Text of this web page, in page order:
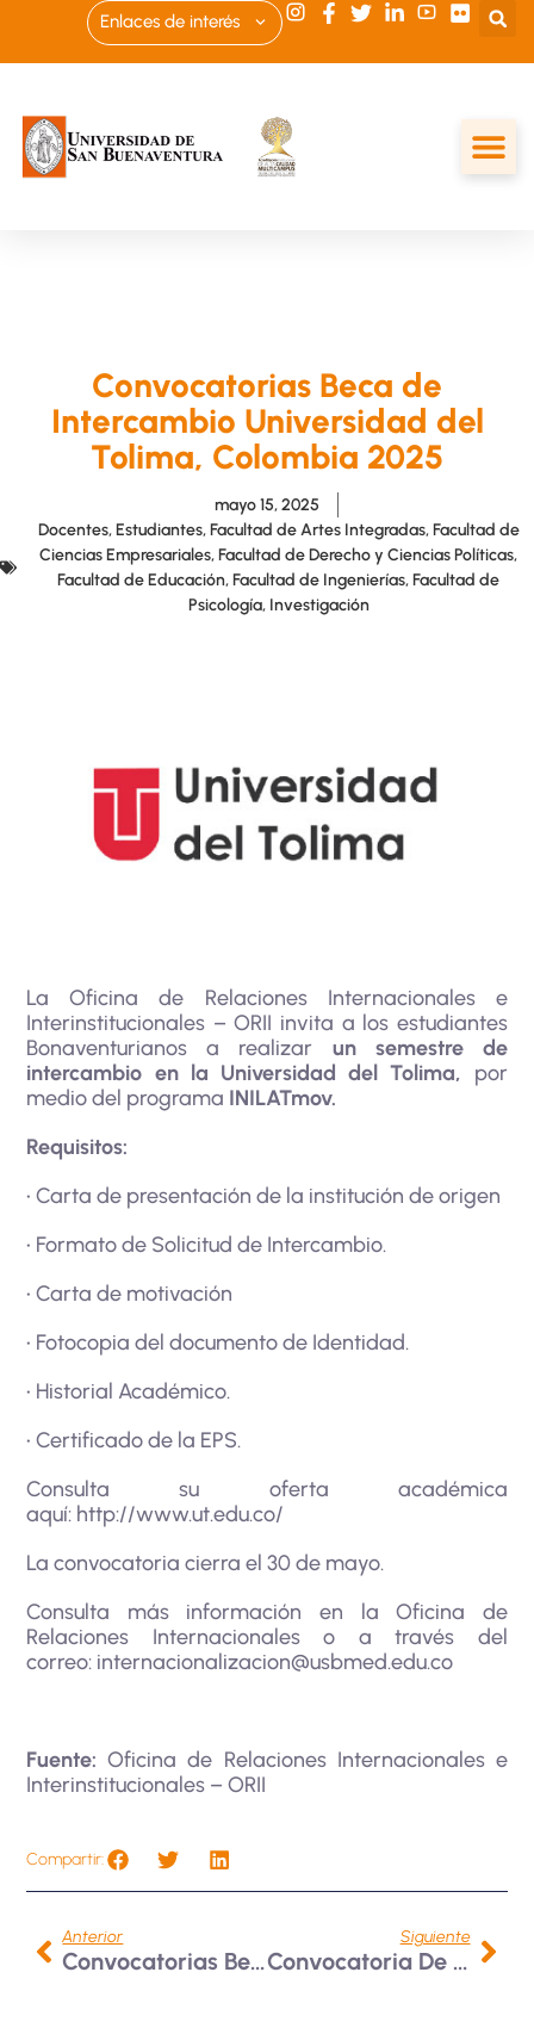
Enlaces de interés
Convocatorias Beca de
Intercambio Universidad del
Tolima, Colombia 2025
mayo 15, 2025
Docentes,Estudiantes,Facultad de Artes Integradas,Facultad de
Ciencias Empresariales,Facultad de Derecho y Ciencias Políticas,
Facultad de Educación,Facultad de Ingenierías,Facultad de
Psicología, Investigación
La Oficina de Relaciones Internacionales e
Interinstitucionales – ORII invita a los estudiantes
Bonaventurianos a realizar un semestre de
intercambio en la Universidad del Tolima, por
medio del programa INILATmov.
Requisitos:
• Carta de presentación de la institución de origen
• Formato de Solicitud de Intercambio.
• Carta de motivación
• Fotocopia del documento de Identidad.
• Historial Académico.
• Certificado de la EPS.
Consulta su oferta académica
aquí: http://www.ut.edu.co/
La convocatoria cierra el 30 de mayo.
Consulta más información en la Oficina de
Relaciones Internacionales o a través del
correo: internacionalizacion@usbmed.edu.co
Fuente: Oficina de Relaciones Internacionales e
Interinstitucionales – ORII
Compartir:
Anterior
Convocatorias Beca De Movilidad Universidad De La Guajira, Colombia 2025
Siguiente
Convocatoria De Movilidad Universidad Mariana, Pasto, Colombia 2025